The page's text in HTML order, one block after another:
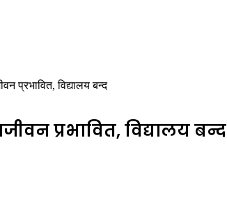
प्रभावित, विद्यालय बन्द
प्रभावित, विद्यालय बन्द